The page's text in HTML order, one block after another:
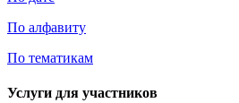
По алфавиту
По тематикам
Услуги для участников